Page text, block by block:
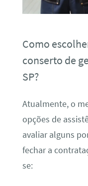
Como
conserto de
SP?
Atualmente, o
opções de
avaliar alguns
fechar a
se: